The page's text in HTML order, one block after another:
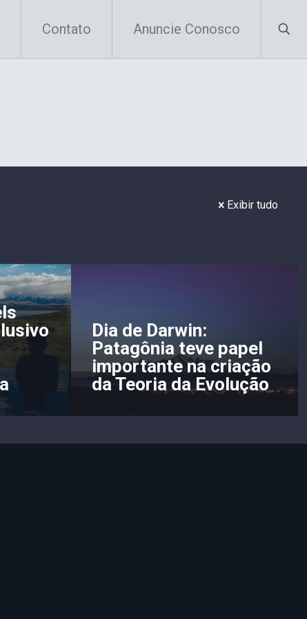
Contato Anuncie Conosco
Exibir tudo
Dia de Darwin:
Patagônia teve papel
importante na criação
da Teoria da Evolução